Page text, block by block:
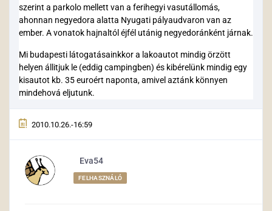
szerint a parkolo mellett van a ferihegyi vasutállomás,
ahonnan negyedora alatta Nyugati pályaudvaron van az
ember. A vonatok hajnaltól éjfél utánig negyedoránként járnak.
Mi budapesti látogatásainkkor a lakoautot mindig örzött
helyen állitjuk le (eddig campingben) és kibérelünk mindig egy
kisautot kb. 35 euroért naponta, amivel aztánk könnyen
mindehová eljutunk.
2010.10.26.-16:59
Eva54
FELHASZNÁLÓ